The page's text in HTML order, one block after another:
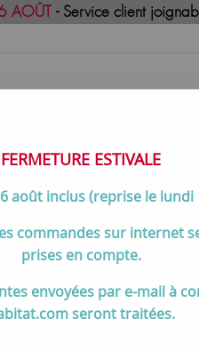
AOÛT- Service client
ventes
Réf. 96443
FERMETURE ESTIVALE
août inclus (reprise le lundi
commandes sur internet
prises en compte.
envoyées par e-mail à
seront traitées.